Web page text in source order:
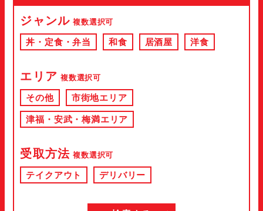
ジャンル 複数選択可
丼・定食・弁当 和食 居酒屋 洋食
エリア 複数選択可
その他 市街地エリア
津福・安武・梅満エリア
受取方法 複数選択可
テイクアウト デリバリー